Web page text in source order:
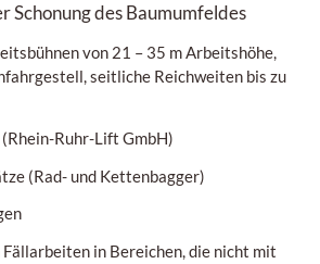
Schonung des Baumumfeldes
von 21 – 35 mArbeitshöhe,
seitliche Reichweiten bis zu
Ruhr-Lift GmbH)
(Rad- und Kettenbagger)
in Bereichen, die nicht mit